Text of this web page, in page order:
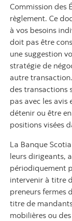
Commission des
règlement. Ce
à vos besoins
doit pas être
une suggestion
stratégie de
autre
des transactions
pas avec les
détenir ou être
positions visées
La Banque
leurs dirigeants,
périodiquement
intervenir à titre
preneurs fermes
titre de
mobilières ou